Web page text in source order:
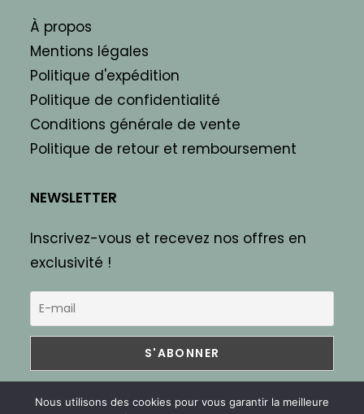
À propos
Mentions légales
Politique d'expédition
Politique de confidentialité
Conditions générale de vente
Politique de retour et remboursement
NEWSLETTER
Inscrivez-vous et recevez nos offres en
exclusivité !
Nous utilisons des cookies pour vous garantir la meilleure